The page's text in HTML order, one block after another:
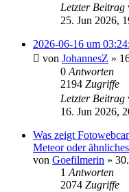
Letzter Beitrag
25. Jun 2026,
2026-06-16 um
von JohannesZ »
0 Antworten
2194 Zugriffe
Letzter Beitrag
16. Jun 2026,
Was zeigt
Meteor oder
von Goefilmerin »
1 Antworten
2074 Zugriffe